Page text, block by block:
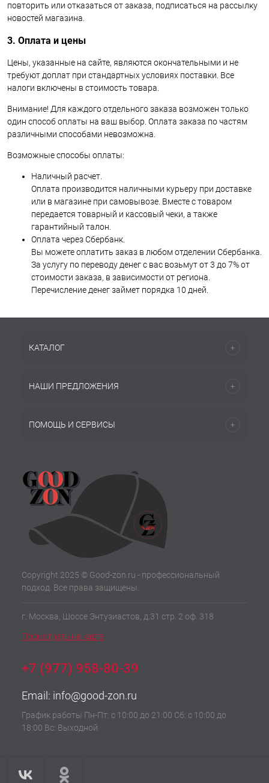
повторить или отказаться от заказа, подписаться на рассылку
новостей магазина.
3. Оплата и цены
Цены, указанные на сайте, являются окончательными и не
требуют доплат при стандартных условиях поставки. Все
налоги включены в стоимость товара.
Внимание! Для каждого отдельного заказа возможен только
один способ оплаты на ваш выбор. Оплата заказа по частям
различными способами невозможна.
Возможные способы оплаты:
Наличный расчет.
Оплата производится наличными курьеру при доставке
или в магазине при самовывозе. Вместе с товаром
передается товарный и кассовый чеки, а также
гарантийный талон.
Оплата через Сбербанк.
Вы можете оплатить заказ в любом отделении Сбербанка.
За услугу по переводу денег с вас возьмут от 3 до 7% от
стоимости заказа, в зависимости от региона.
Перечисление денег займет порядка 10 дней.
КАТАЛОГ
НАШИ ПРЕДЛОЖЕНИЯ
ПОМОЩЬ И СЕРВИСЫ
Copyright 2025 © Good-zon.ru - профессиональный
подход. Все права защищены.
г. Москва, Шоссе Энтузиастов, д.31 стр. 2 оф. 318
Посмотреть на карте
+7 (977) 958-80-39
Email: info@good-zon.ru
График работы Пн-Пт: с 10:00 до 21:00 Сб: с 10:00 до
18:00 Вс: Выходной